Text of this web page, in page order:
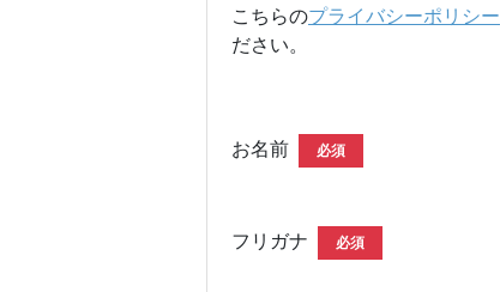
こちらのプライバシーポリシー
ださい。
お名前 必須
フリガナ 必須